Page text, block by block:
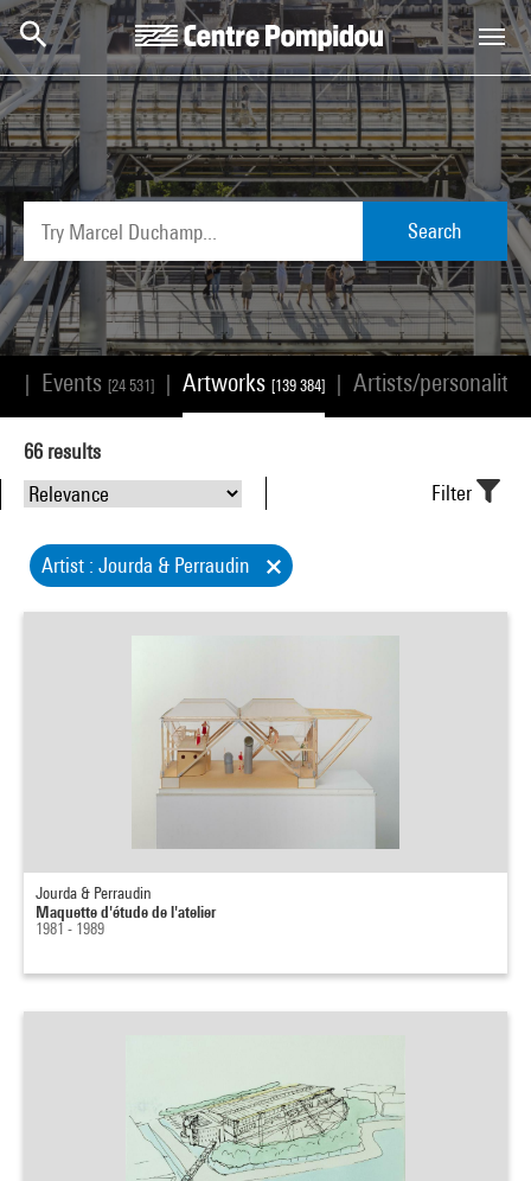
Skip to main content
Centre Pompidou
Search
Events [24 531] Artworks [139 384] Artists/
66 results
Filter
Artist : Jourda & Perraudin
Jourda & Perraudin
Maquette d'étude de l'atelier
1981 - 1989